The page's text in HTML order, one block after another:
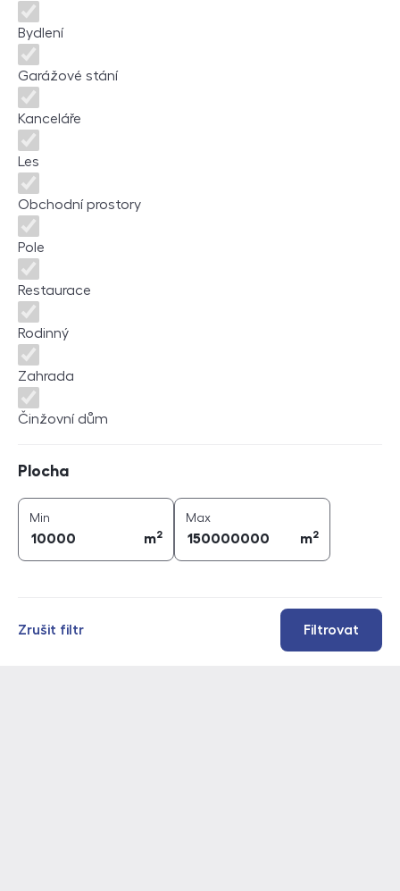
Bydlení
Garážové stání
Kanceláře
Les
Obchodní prostory
Pole
Restaurace
Rodinný
Zahrada
Činžovní dům
Plocha
Min
m2
Maxplocha (
m2
Filtrovat
Zrušit filtr